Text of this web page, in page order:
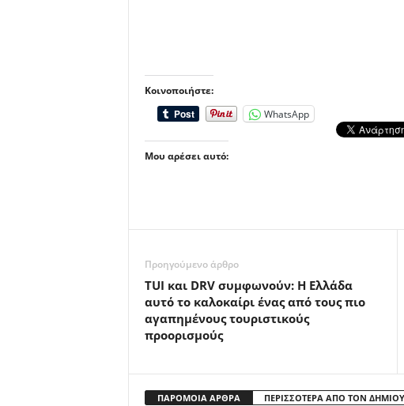
Κοινοποιήστε:
WhatsApp
Μου αρέσει αυτό:
Προηγούμενο άρθρο
TUΙ και DRV συμφωνούν: Η Ελλάδα
αυτό το καλοκαίρι ένας από τους πιο
αγαπημένους τουριστικούς
προορισμούς
ΠΑΡΟΜΟΙΑ ΑΡΘΡΑ ΠΕΡΙΣΣΟΤΕΡΑ ΑΠΟ ΤΟΝ